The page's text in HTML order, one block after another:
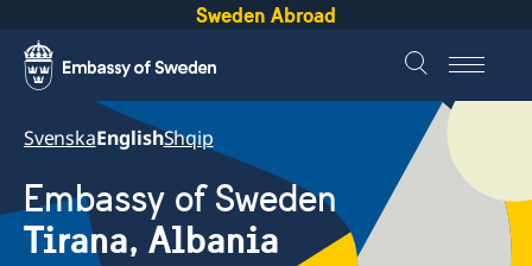
Sweden Abroad
SvenskaEnglishShqip
Embassy of Sweden
Tirana, Albania